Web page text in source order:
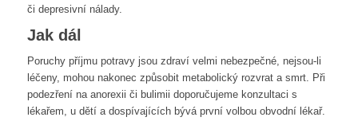
či depresivní nálady.
Jak dál
Poruchy příjmu potravy jsou zdraví velmi nebezpečné, nejsou-li
léčeny, mohou nakonec způsobit metabolický rozvrat a smrt. Při
podezření na anorexii či bulimii doporučujeme konzultaci s
lékařem, u dětí a dospívajících bývá první volbou obvodní lékař.